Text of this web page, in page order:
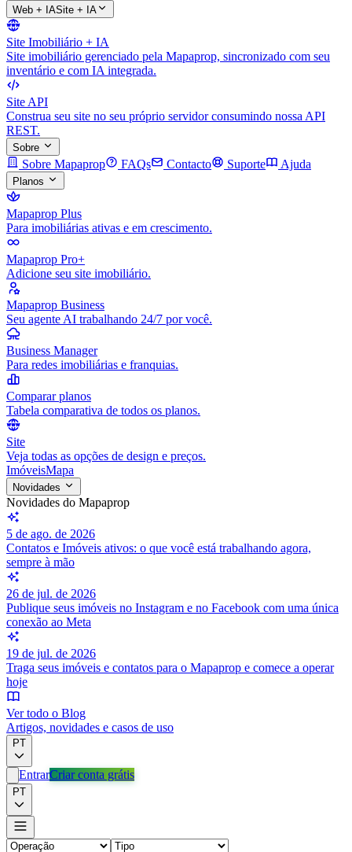
Web + IASite + IA
Site Imobiliário + IA
Site imobiliário gerenciado pela Mapaprop, sincronizado com seu
inventário e com IA integrada.
Site API
Construa seu site no seu próprio servidor consumindo nossa API
REST.
Sobre
Sobre Mapaprop FAQs Contacto Suporte Ajuda
Planos
Mapaprop Plus
Para imobiliárias ativas e em crescimento.
Mapaprop Pro+
Adicione seu site imobiliário.
Mapaprop Business
Seu agente AI trabalhando 24/7 por você.
Business Manager
Para redes imobiliárias e franquias.
Comparar planos
Tabela comparativa de todos os planos.
Site
Veja todas as opções de design e preços.
ImóveisMapa
Novidades
Novidades do Mapaprop
5 de ago. de 2026
Contatos e Imóveis ativos: o que você está trabalhando agora,
sempre à mão
26 de jul. de 2026
Publique seus imóveis no Instagram e no Facebook com uma única
conexão ao Meta
19 de jul. de 2026
Traga seus imóveis e contatos para o Mapaprop e comece a operar
hoje
Ver todo o Blog
Artigos, novidades e casos de uso
PT
EntrarCriar conta grátis
PT